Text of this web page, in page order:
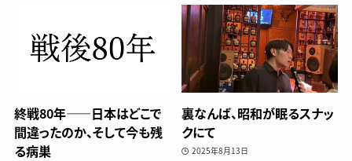
終戦80年——日本はどこで
間違ったのか、そして今も残
る病巣
裏なんば、昭和が眠るスナッ
クにて
2025年8月13日